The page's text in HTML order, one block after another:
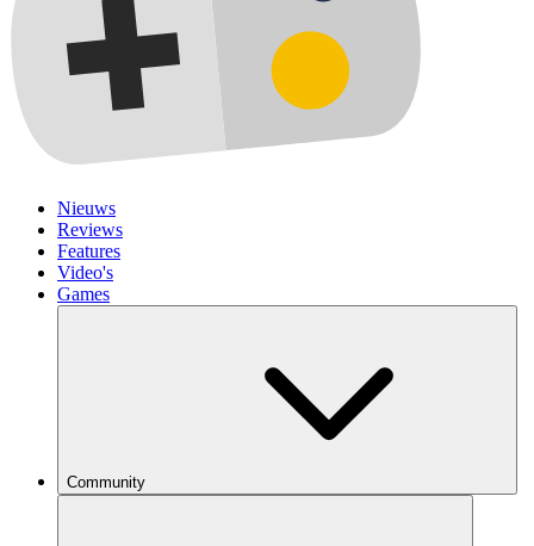
Nieuws
Reviews
Features
Video's
Games
Community